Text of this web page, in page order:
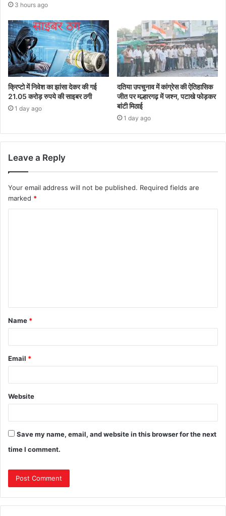
3 hours ago
क्रिप्टो में निवेश का झांसा देकर की गई
21.05 करोड़ रुपये की साइबर ठगी
1 day ago
दतिया उपचुनाव में कांग्रेस की ऐतिहासिक
जीत पर मल्हारगढ़ में जश्न, पटाखे फोड़कर
बांटी मिठाई
1 day ago
Leave a Reply
Your email address will not be published. Required fields are
marked *
Name *
Email *
Website
Save my name, email, and website in this browser for the next
time I comment.